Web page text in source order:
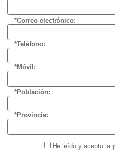
*Correo electrónico:
*Teléfono:
*Móvil:
*Población:
*Provincia:
He leído y acepto la